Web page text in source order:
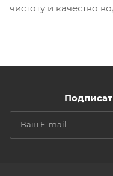
чистоту и качество